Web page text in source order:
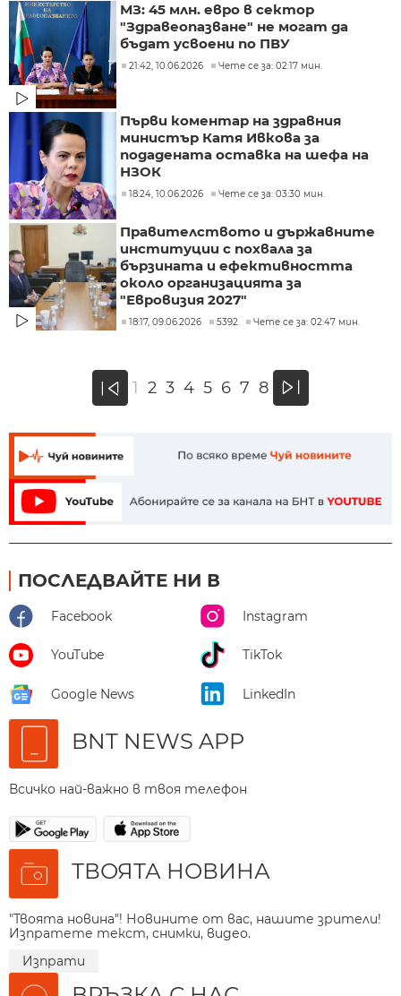
МЗ: 45 млн. евро в сектор
"Здравеопазване" не могат да
бъдат усвоени по ПВУ
21:42, 10.06.2026 Чете се за: 02:17 мин.
Първи коментар на здравния
министър Катя Ивкова за
подадената оставка на шефа на
НЗОК
18:24, 10.06.2026 Чете се за: 03:30 мин.
Правителството и държавните
институции с похвала за
бързината и ефективността
около организацията за
"Евровизия 2027"
18:17, 09.06.2026 5392 Чете се за: 02:47 мин.
« 1 2 3 4 5 6 7 8 »
ПОСЛЕДВАЙТЕ НИ В
Facebook Instagram
YouTube TikTok
Google News LinkedIn
BNT NEWS APP
Всичко най-важно в твоя телефон
ТВОЯТА НОВИНА
"Твоята новина"! Новините от вас, нашите зрители!
Изпратете текст, снимки, видео.
Изпрати